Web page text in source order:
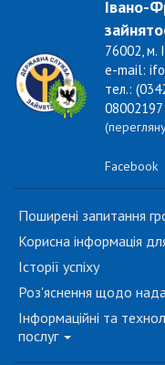
Івано-
76002, м.
e-mail:
тел.:
Facebook
Поширені запитання
Корисна інформація
Історії успіху
Роз'яснення щодо
Інформаційні та
послуг